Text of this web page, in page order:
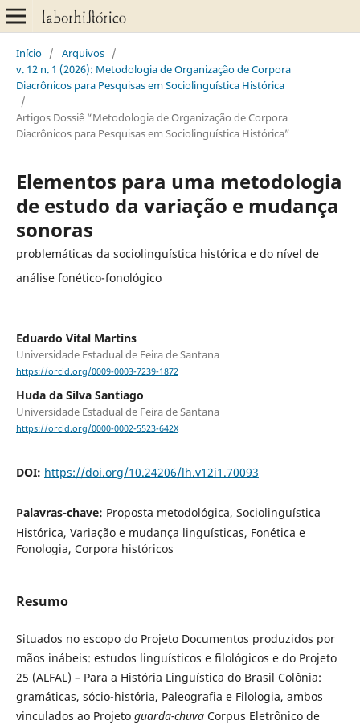
Início / Arquivos /
v. 12 n. 1 (2026): Metodologia de Organização de Corpora
Diacrônicos para Pesquisas em Sociolinguística Histórica
/
Artigos Dossiê “Metodologia de Organização de Corpora
Diacrônicos para Pesquisas em Sociolinguística Histórica”
Elementos para uma metodologia
de estudo da variação e mudança
sonoras
problemáticas da sociolinguística histórica e do nível de
análise fonético-fonológico
Eduardo Vital Martins
Universidade Estadual de Feira de Santana
https://orcid.org/0009-0003-7239-1872
Huda da Silva Santiago
Universidade Estadual de Feira de Santana
https://orcid.org/0000-0002-5523-642X
DOI: https://doi.org/10.24206/lh.v12i1.70093
Palavras-chave: Proposta metodológica, Sociolinguística
Histórica, Variação e mudança linguísticas, Fonética e
Fonologia, Corpora históricos
Resumo
Situados no escopo do Projeto Documentos produzidos por
mãos inábeis: estudos linguísticos e filológicos e do Projeto
25 (ALFAL) – Para a História Linguística do Brasil Colônia:
gramáticas, sócio-história, Paleografia e Filologia, ambos
vinculados ao Projeto guarda-chuvaCorpus Eletrônico de